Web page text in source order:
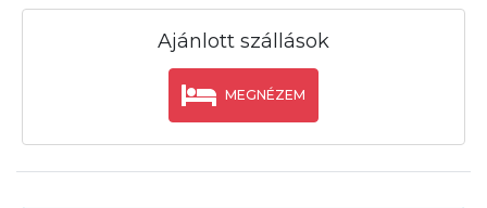
Ajánlott szállások
MEGNÉZEM